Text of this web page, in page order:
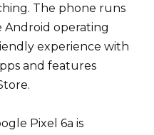
The phone runs
Android operating
experience with
and features
Pixel 6a is